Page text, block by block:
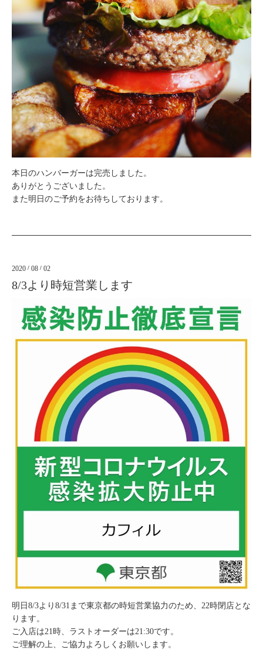
本日のハンバーガーは完売しました。
ありがとうございました。
また明日のご予約をお待ちしております。
2020 / 08 / 02
8/3より時短営業します
明日8/3より8/31まで東京都の時短営業協力のため、22時閉店とな
ります。
ご入店は21時、ラストオーダーは21:30です。
ご理解の上、ご協力よろしくお願いします。